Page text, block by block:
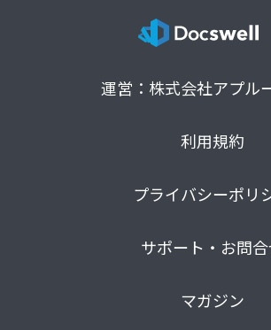
運営：株式会社アプル
利用規約
プライバシーポリ
サポート・お問
マガジン